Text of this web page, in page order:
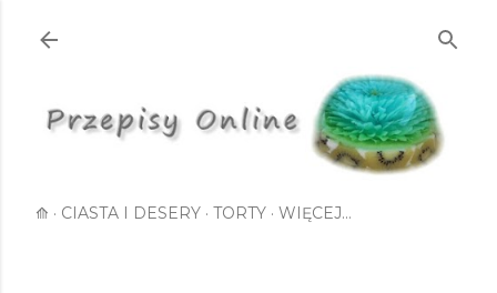
⟰ CIASTA I DESERY TORTY WIĘCEJ…